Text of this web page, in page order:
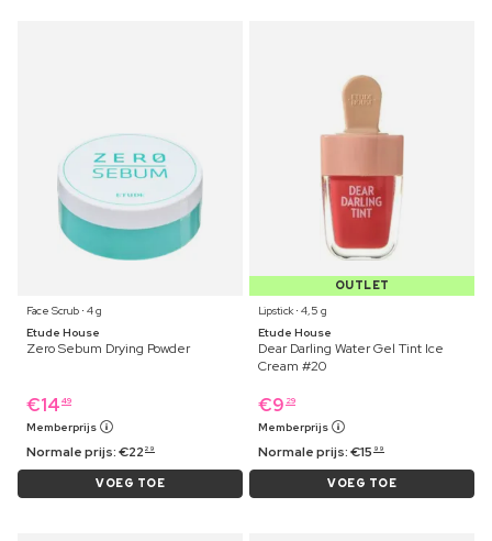
Face Scrub ⋅ 4 g
Etude House
Zero Sebum Drying Powder
€14 49
Memberprijs
Normale prijs:€22 29
VOEG TOE
OUTLET
Lipstick ⋅ 4,5 g
Etude House
Dear Darling Water Gel Tint Ice
Cream #20
€9 29
Memberprijs
Normale prijs:€15 99
VOEG TOE